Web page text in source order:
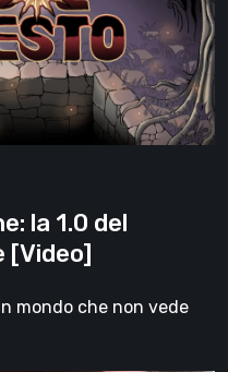
la 1.0 del
[Video]
mondo che non vede